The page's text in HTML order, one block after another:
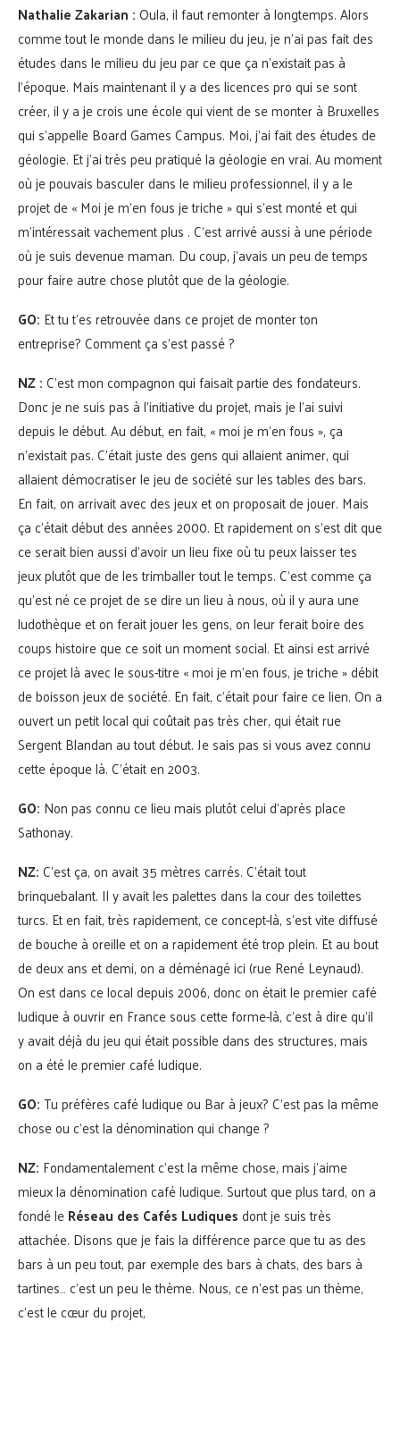
Nathalie Zakarian :Oula, il faut remonter à longtemps. Alors
comme tout le monde dans le milieu du jeu, je n’ai pas fait des
études dans le milieu du jeu par ce que ça n’existait pas à
l’époque. Mais maintenant il y a des licences pro qui se sont
créer, il y a je crois une école qui vient de se monter à Bruxelles
qui s’appelle Board Games Campus. Moi, j’ai fait des études de
géologie. Et j’ai très peu pratiqué la géologie en vrai. Au moment
où je pouvais basculer dans le milieu professionnel, il y a le
projet de « Moi je m’en fous je triche » qui s’est monté et qui
m’intéressait vachement plus . C’est arrivé aussi à une période
où je suis devenue maman. Du coup, j’avais un peu de temps
pour faire autre chose plutôt que de la géologie.
GO: Et tu t’es retrouvée dans ce projet de monter ton
entreprise? Comment ça s’est passé ?
NZ :C’est mon compagnon qui faisait partie des fondateurs.
Donc je ne suis pas à l’initiative du projet, mais je l’ai suivi
depuis le début. Au début, en fait, « moi je m’en fous », ça
n’existait pas. C’était juste des gens qui allaient animer, qui
allaient démocratiser le jeu de société sur les tables des bars.
En fait, on arrivait avec des jeux et on proposait de jouer. Mais
ça c’était début des années 2000. Et rapidement on s’est dit que
ce serait bien aussi d’avoir un lieu fixe où tu peux laisser tes
jeux plutôt que de les trimballer tout le temps. C’est comme ça
qu’est né ce projet de se dire un lieu à nous, où il y aura une
ludothèque et on ferait jouer les gens, on leur ferait boire des
coups histoire que ce soit un moment social. Et ainsi est arrivé
ce projet là avec le sous-titre « moi je m’en fous, je triche » débit
de boisson jeux de société. En fait, c’était pour faire ce lien. On a
ouvert un petit local qui coûtait pas très cher, qui était rue
Sergent Blandan au tout début. Je sais pas si vous avez connu
cette époque là. C’était en 2003.
GO: Non pas connu ce lieu mais plutôt celui d’après place
Sathonay.
NZ:C’est ça, on avait 35 mètres carrés. C’était tout
brinquebalant. Il y avait les palettes dans la cour des toilettes
turcs. Et en fait, très rapidement, ce concept-là, s’est vite diffusé
de bouche à oreille et on a rapidement été trop plein. Et au bout
de deux ans et demi, on a déménagé ici (rue René Leynaud).
On est dans ce local depuis 2006, donc on était le premier café
ludique à ouvrir en France sous cette forme-là, c’est à dire qu’il
y avait déjà du jeu qui était possible dans des structures, mais
on a été le premier café ludique.
GO:Tu préfères café ludique ou Bar à jeux? C’est pas la même
chose ou c’est la dénomination qui change ?
NZ: Fondamentalement c’est la même chose, mais j’aime
mieux la dénomination café ludique. Surtout que plus tard, on a
fondé leRéseau des Cafés Ludiquesdont je suis très
attachée. Disons que je fais la différence parce que tu as des
bars à un peu tout, par exemple des bars à chats, des bars à
tartines… c’est un peu le thème. Nous, ce n’est pas un thème,
c’est le cœur du projet,